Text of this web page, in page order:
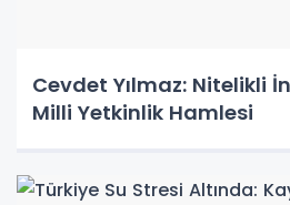
Cevdet Yılmaz: Nitelikli
Milli Yetkinlik Hamlesi